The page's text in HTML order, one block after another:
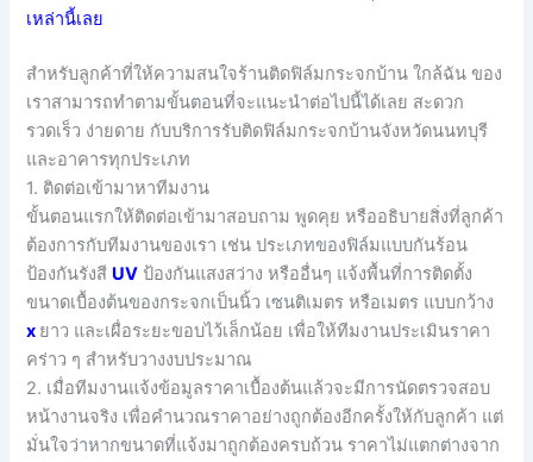
เหล่านี้เลย
สำหรับลูกค้าที่ให้ความสนใจร้านติดฟิล์มกระจกบ้าน ใกล้ฉัน ของ
เราสามารถทำตามขั้นตอนที่จะแนะนำต่อไปนี้ได้เลย สะดวก
รวดเร็ว ง่ายดาย กับบริการรับติดฟิล์มกระจกบ้านจังหวัดนนทบุรี
และอาคารทุกประเภท
1. ติดต่อเข้ามาหาทีมงาน
ขั้นตอนแรกให้ติดต่อเข้ามาสอบถาม พูดคุย หรืออธิบายสิ่งที่ลูกค้า
ต้องการกับทีมงานของเรา เช่น ประเภทของฟิล์มแบบกันร้อน
ป้องกันรังสี UV ป้องกันแสงสว่าง หรืออื่นๆ แจ้งพื้นที่การติดตั้ง
ขนาดเบื้องต้นของกระจกเป็นนิ้ว เซนติเมตร หรือเมตร แบบกว้าง
x ยาว และเผื่อระยะขอบไว้เล็กน้อย เพื่อให้ทีมงานประเมินราคา
คร่าว ๆ สำหรับวางงบประมาณ
2. เมื่อทีมงานแจ้งข้อมูลราคาเบื้องต้นแล้วจะมีการนัดตรวจสอบ
หน้างานจริง เพื่อคำนวณราคาอย่างถูกต้องอีกครั้งให้กับลูกค้า แต่
มั่นใจว่าหากขนาดที่แจ้งมาถูกต้องครบถ้วน ราคาไม่แตกต่างจาก